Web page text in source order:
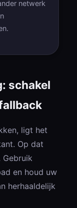
netwerk
schakel
ligt het
Op dat
en houd uw
herhaaldelijk